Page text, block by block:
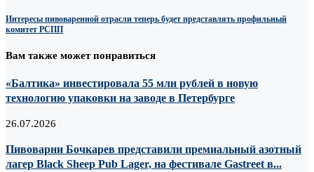
Интересы пивоваренной отрасли теперь будет представлять профильный
комитет РСПП
Вам также может понравиться
«Балтика» инвестировала 55 млн рублей в новую
технологию упаковки на заводе в Петербурге
26.07.2026
Пивоварни Бочкарев представили премиальный азотный
лагер Black Sheep Pub Lager, на фестивале Gastreet в...